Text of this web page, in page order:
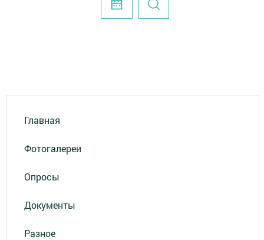
Главная
Фотогалереи
Опросы
Документы
Разное